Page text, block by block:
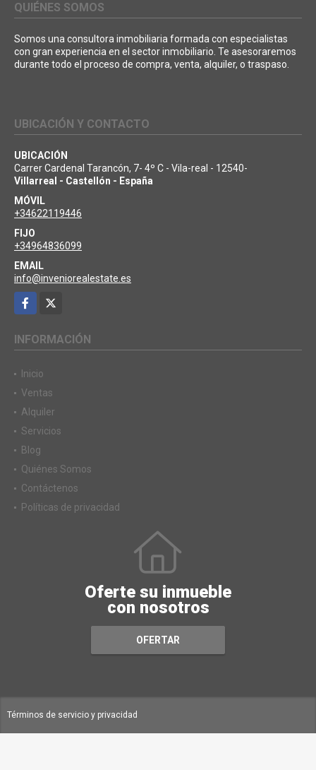
QUIÉNES SOMOS
Somos una consultora inmobiliaria formada con especialistas
con gran experiencia en el sector inmobiliario. Te asesoraremos
durante todo el proceso de compra, venta, alquiler, o traspaso.
UBICACIÓN Y CONTACTO
UBICACIÓN
Carrer Cardenal Tarancón, 7- 4º C - Vila-real - 12540-
Villarreal - Castellón - España
MÓVIL
+34622119446
FIJO
+34964836099
EMAIL
info@inveniorealestate.es
Facebook
INFORMACIÓN
Inicio
Ventas
Alquiler
Servicios
Blog
Quiénes Somos
Contáctenos
Políticas de privacidad
Oferte su inmueble
con nosotros
OFERTAR
Términos de servicio y privacidad